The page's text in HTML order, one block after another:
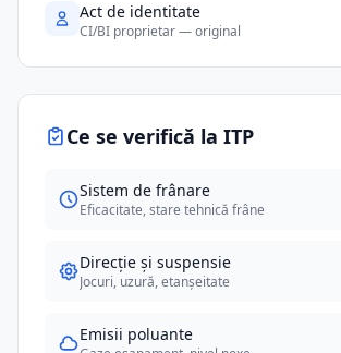
Act de identitate
CI/BI proprietar — original
Ce se verifică la ITP
Sistem de frânare
Eficacitate, stare tehnică frâne
Direcție și suspensie
Jocuri, uzură, etanșeitate
Emisii poluante